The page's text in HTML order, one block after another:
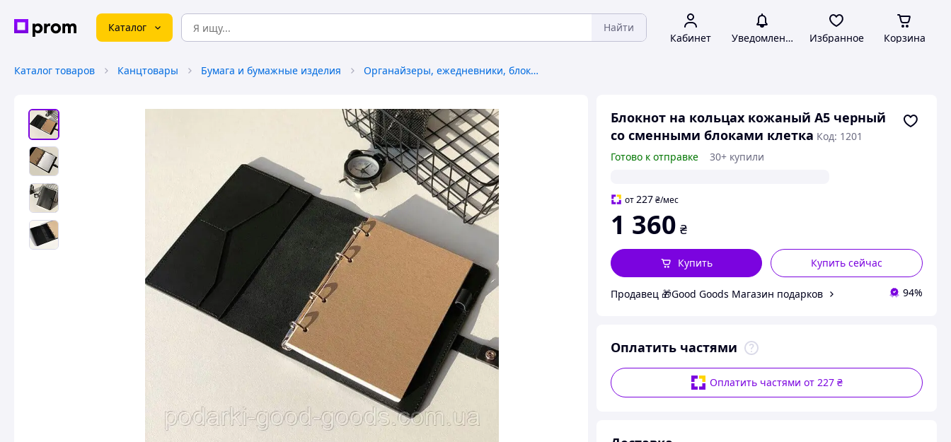
Каталог Найти
Кабинет Уведомления Избранное Корзина
Каталог товаров Канцтовары Бумага и бумажные изделия Органайзеры, ежедневники, блокноты
Блокнот на кольцах кожаный А5 черный
со сменными блоками клетка Код: 1201
Готово к отправке
30+ купили
от227 ₴/мес
1 360 ₴
Купить сейчас
Купить
Продавец 🎁Good Goods Магазин подарков 94%
Оплатить частями
Оплатить частями от 227 ₴